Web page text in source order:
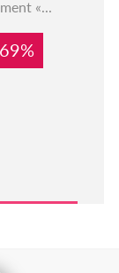
«...
69%